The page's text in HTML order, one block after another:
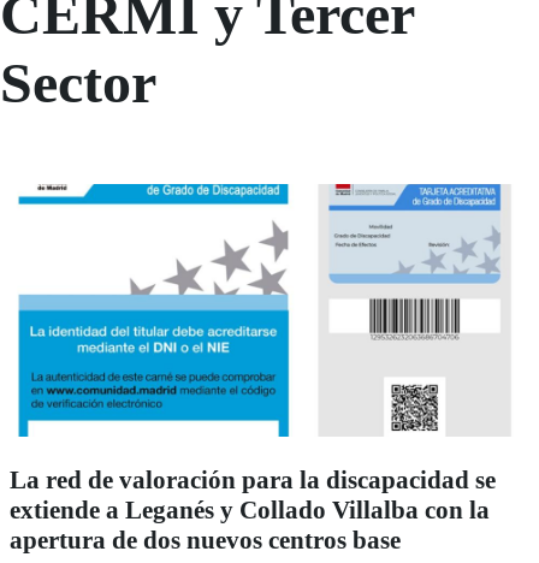
CERMI y Tercer
Sector
La red de valoración para la discapacidad se
extiende a Leganés y Collado Villalba con la
apertura de dos nuevos centros base